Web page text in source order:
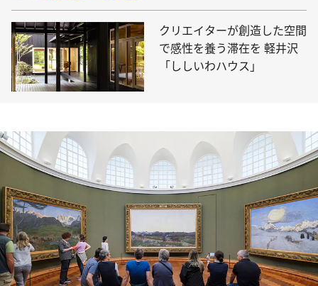
クリエイターが創造した空間
で感性を養う滞在を 軽井沢
「ししいわハウス」